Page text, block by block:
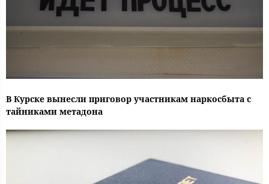
В Курске вынесли приговор участникам наркосбыта с
тайниками метадона